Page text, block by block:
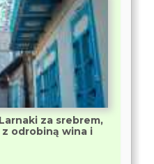
za srebrem,
odrobiną wina i